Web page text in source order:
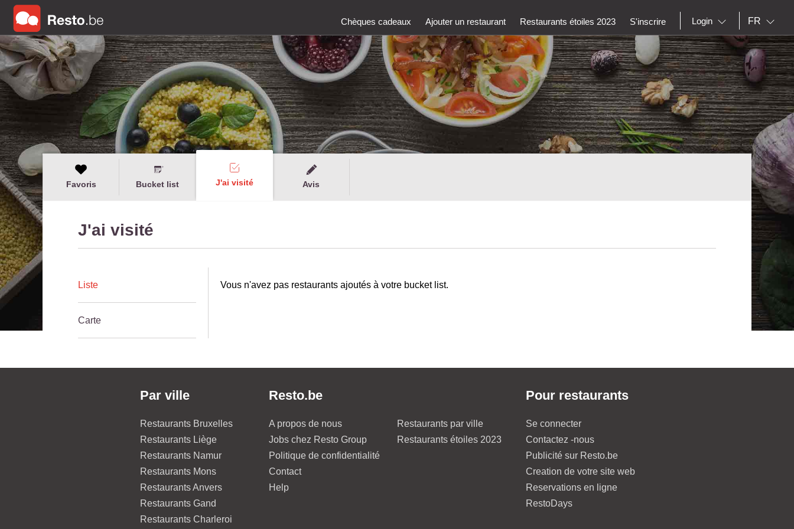
Chèques cadeaux Ajouter un restaurant Restaurants étoiles 2023 S'inscrire Login FR
Favoris Bucket list J'ai visité Avis
J'ai visité
Liste
Carte
Vous n'avez pas restaurants ajoutés à votre bucket list.
Par ville
Restaurants Bruxelles
Restaurants Liège
Restaurants Namur
Restaurants Mons
Restaurants Anvers
Restaurants Gand
Restaurants Charleroi
Resto.be
A propos de nous
Jobs chez Resto Group
Politique de confidentialité
Contact
Help
Restaurants par ville
Restaurants étoiles 2023
Pour restaurants
Se connecter
Contactez -nous
Publicité sur Resto.be
Creation de votre site web
Reservations en ligne
RestoDays